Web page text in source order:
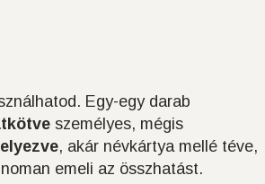
Egy-egy darab
személyes, mégis
, akár névkártya mellé téve,
emeli az összhatást.